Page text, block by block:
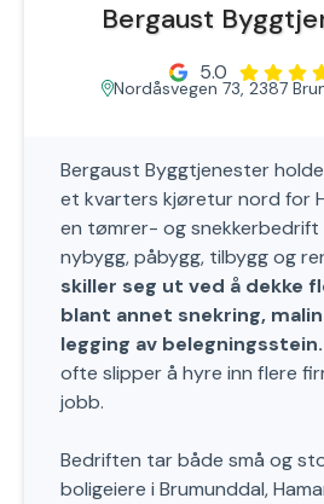
Bergaust
5.0
Nordåsvegen 73, 2387
Bergaust Byggtjenester
et kvarters kjøretur nord for
en tømrer- og snekkerbedrift
nybygg, påbygg, tilbygg og
skiller seg ut ved å dekke
blant annet snekring,
legging av belegningsstein.
ofte slipper å hyre inn flere
jobb.
Bedriften tar både små og
boligeiere i Brumunddal,